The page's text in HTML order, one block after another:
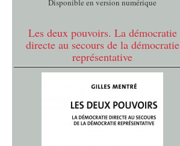
Disponible en version numérique
Les deux pouvoirs. La démocratie
directe au secours de la démocratie
représentative